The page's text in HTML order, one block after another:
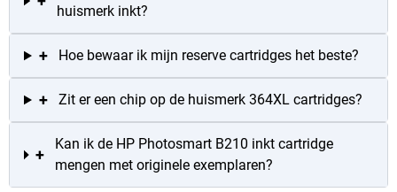
huismerk inkt?
+ Hoe bewaar ik mijn reserve cartridges het beste?
+ Zit er een chip op de huismerk 364XL cartridges?
+
Kan ik de HP Photosmart B210 inkt cartridge
mengen met originele exemplaren?